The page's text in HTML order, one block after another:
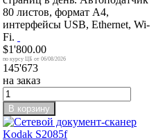
80 листов, формат А4,
интерфейсы USB, Ethernet, Wi-
Fi.
$1'800.00
06/08/2026
145'673
на заказ
В корзину